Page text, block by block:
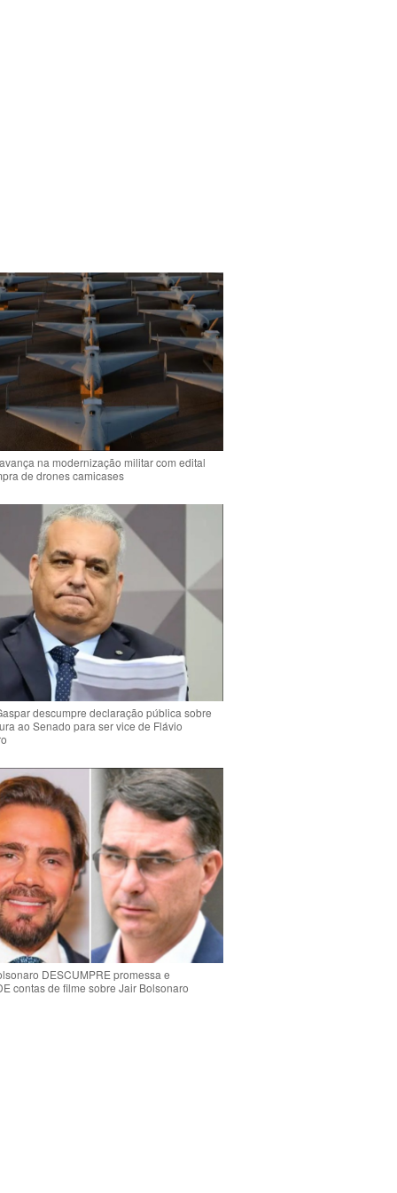
na modernização militar com edital
de drones camicases
descumpre declaração pública sobre
ao Senado para ser vice de Flávio
DESCUMPRE promessa e
contas de filme sobre Jair Bolsonaro